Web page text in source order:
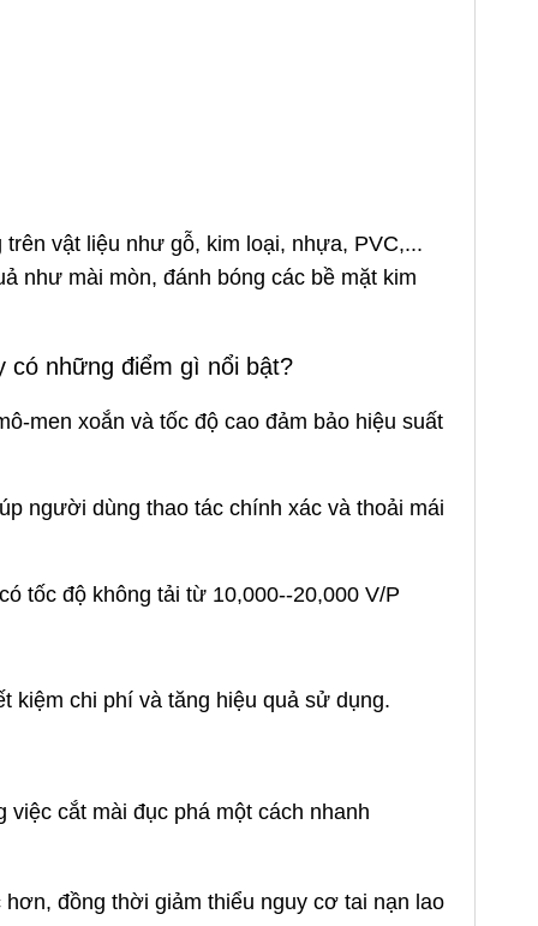
vật liệu như gỗ, kim loại, nhựa, PVC,...
như mài mòn, đánh bóng các bề mặt kim
có những điểm gì nổi bật?
men xoắn và tốc độ cao đảm bảo hiệu suất
người dùng thao tác chính xác và thoải mái
tốc độ không tải từ 10,000--20,000 V/P
chi phí và tăng hiệu quả sử dụng.
cắt mài đục phá một cách nhanh
đồng thời giảm thiểu nguy cơ tai nạn lao